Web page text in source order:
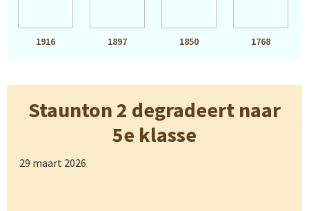
1916 1897 1850 1768
Staunton 2 degradeert naar
5e klasse
29 maart 2026